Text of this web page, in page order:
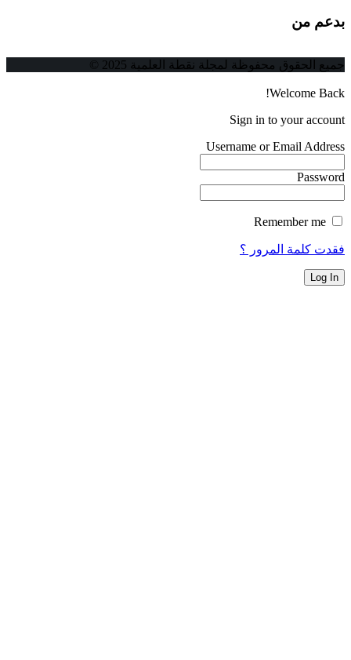
بدعم من
جميع الحقوق محفوظة لمجلة نقطة العلمية 2025 ©
Welcome Back!
Sign in to your account
Username or Email Address
Password
فقدت كلمة المرور ؟